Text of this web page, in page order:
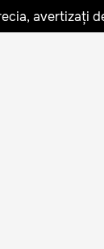
avertizați